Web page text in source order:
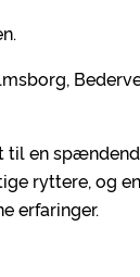
en
ryttere, og
erfaringer.